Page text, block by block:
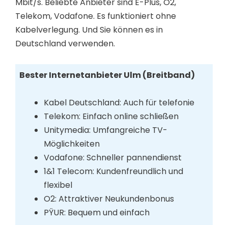
Telekom, Vodafone. Es funktioniert ohne
Kabelverlegung. Und Sie können es in
Deutschland verwenden.
Bester Internetanbieter Ulm (Breitband)
Kabel Deutschland: Auch für telefonie
Telekom: Einfach online schließen
Unitymedia: Umfangreiche TV-
Möglichkeiten
Vodafone: Schneller pannendienst
1&1 Telecom: Kundenfreundlich und
flexibel
O2: Attraktiver Neukundenbonus
PŸUR: Bequem und einfach